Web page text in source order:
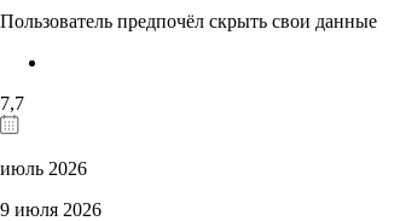
Пользователь предпочёл скрыть свои данные
7,7
июль 2026
9 июля 2026